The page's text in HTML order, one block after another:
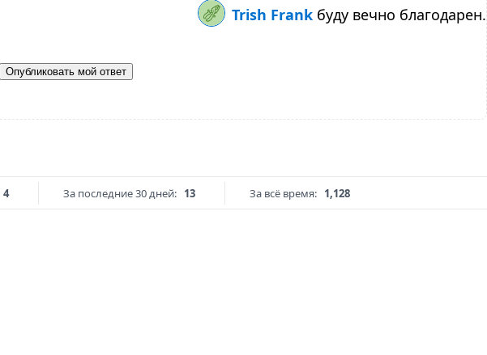
Trish Frank буду вечно благодарен.
Опубликовать мой ответ
4 За последние 30 дней: 13 За всё время: 1,128